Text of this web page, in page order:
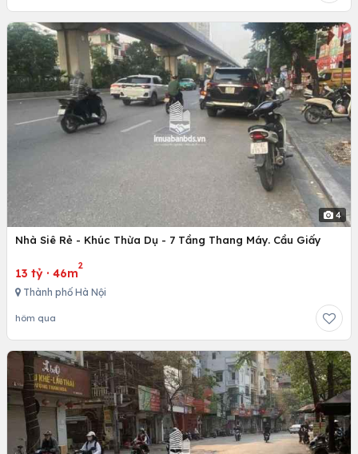
4
Nhà Siê Rẻ - Khúc Thừa Dụ - 7 Tầng Thang Máy. Cầu Giấy
13 tỷ · 46m
2
Thành phố Hà Nội
hôm qua